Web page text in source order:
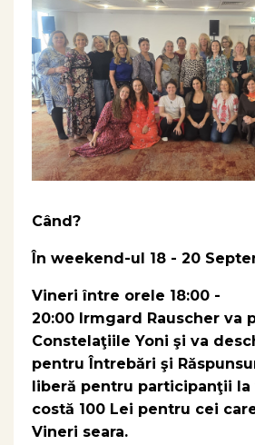
Când?
În weekend-ul 18 - 20
Vineri între orele 18:00 -
20:00 Irmgard Rauscher va
Constelaţiile Yoni şi va
pentru Întrebări şi
liberă pentru participanţii la
costă 100 Lei pentru cei
Vineri seara.